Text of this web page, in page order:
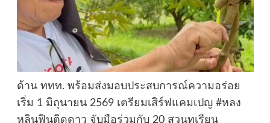
ด้าน ททท. พร้อมส่งมอบประสบการณ์ความอร่อย
เริ่ม 1 มิถุนายน 2569 เตรียมเสิร์ฟแคมเปญ #หลง
หลินฟินติดดาว จับมือร่วมกับ 20 สวนทุเรียน